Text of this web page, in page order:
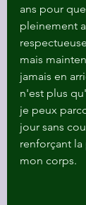
ans pour
pleinement
mais
jamais en
n'est plus
je peux
jour sans
renforçant
mon corps.